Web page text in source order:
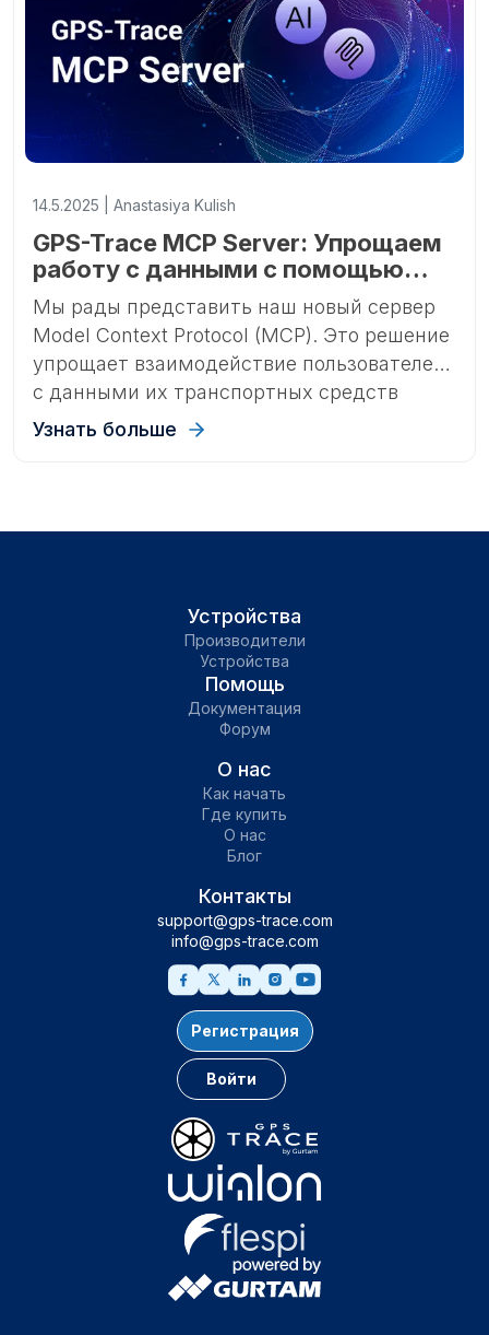
14.5.2025 | Anastasiya Kulish
GPS-Trace MCP Server: Упрощаем
работу с данными с помощью
Model Context Protocol
Мы рады представить наш новый сервер
Model Context Protocol (MCP). Это решение
упрощает взаимодействие пользователей
с данными их транспортных средств
через AI-ассистентов.Теперь вы можете
традиционному интерфейсу приложения.
Узнать больше
Устройства
Производители
Устройства
Помощь
Документация
Форум
О нас
Как начать
Где купить
О нас
Блог
Контакты
support@gps-trace.com
info@gps-trace.com
Регистрация
Войти